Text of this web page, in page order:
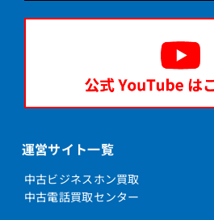
運営サイト一覧
中古ビジネスホン買取
中古電話買取センター